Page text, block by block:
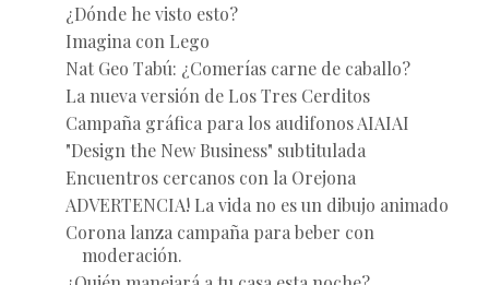
¿Dónde he visto esto?
Imagina con Lego
Nat Geo Tabú: ¿Comerías carne de caballo?
La nueva versión de Los Tres Cerditos
Campaña gráfica para los audifonos AIAIAI
"Design the New Business" subtitulada
Encuentros cercanos con la Orejona
ADVERTENCIA! La vida no es un dibujo animado
Corona lanza campaña para beber con
moderación.